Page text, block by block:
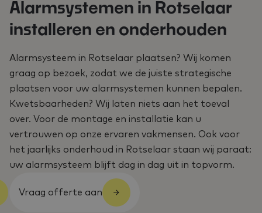
Alarmsystemen in Rotselaar
installeren en onderhouden
Alarmsysteem in Rotselaar plaatsen? Wij komen
graag op bezoek, zodat we de juiste strategische
plaatsen voor uw alarmsystemen kunnen bepalen.
Kwetsbaarheden? Wij laten niets aan het toeval
over. Voor de montage en installatie kan u
vertrouwen op onze ervaren vakmensen. Ook voor
het jaarlijks onderhoud in Rotselaar staan wij paraat:
uw alarmsysteem blijft dag in dag uit in topvorm.
Vraag offerte aan